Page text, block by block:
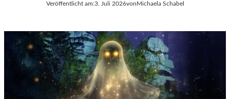
Veröffentlicht am:3. Juli 2026vonMichaela Schabel